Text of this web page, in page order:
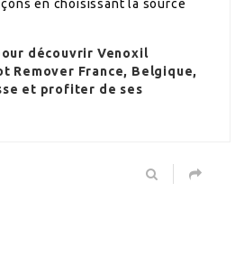
en choisissant la source
découvrir Venoxil
Remover France, Belgique,
et profiter de ses